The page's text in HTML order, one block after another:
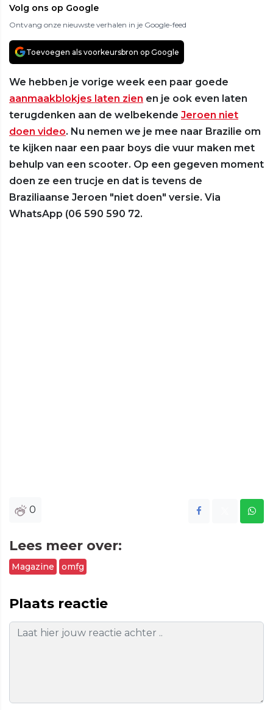
Volg ons op Google
Ontvang onze nieuwste verhalen in je Google-feed
Toevoegen als voorkeursbron op Google
We hebben je vorige week een paar goede
aanmaakblokjes laten zien en je ook even laten
terugdenken aan de welbekende Jeroen niet
doen video. Nu nemen we je mee naar Brazilie om
te kijken naar een paar boys die vuur maken met
behulp van een scooter. Op een gegeven moment
doen ze een trucje en dat is tevens de
Braziliaanse Jeroen "niet doen" versie. Via
WhatsApp (06 590 590 72.
0
Lees meer over:
Magazine omfg
Plaats reactie